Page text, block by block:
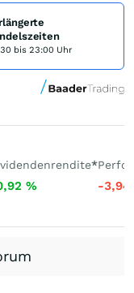
bis 23:00 Uhr
*
% -3,94